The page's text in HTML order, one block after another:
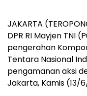
JAKARTA
DPR RI Mayjen TNI
pengerahan
Tentara Nasional
pengamanan aksi
Jakarta, Kamis (13/